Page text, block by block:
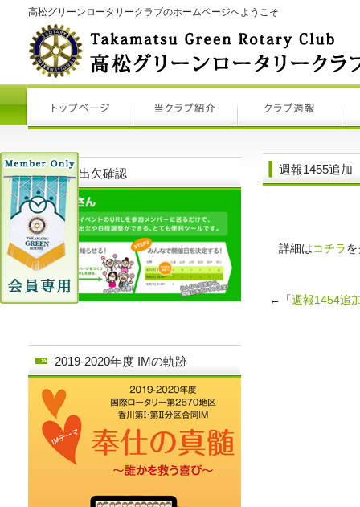
高松グリーンロータリークラブのホームページへようこそ
週報1455追加
詳細はコチラ
←「週報1454追
例会出欠確認
2019-2020年度 IMの軌跡